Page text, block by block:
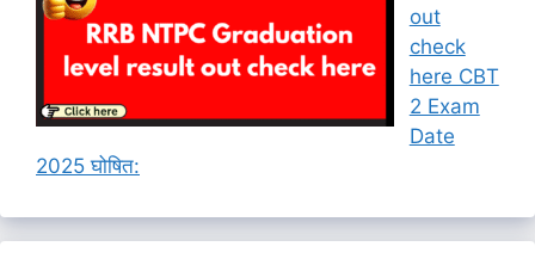
out
check
here CBT
2 Exam
Date
2025 घोषित: